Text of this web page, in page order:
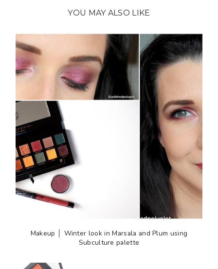
YOU MAY ALSO LIKE
Makeup │ Winter look in Marsala and Plum using
Subculture palette